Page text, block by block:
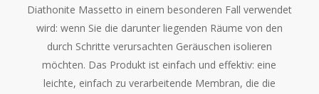
Diathonite Massetto in einem besonderen Fall verwendet
wird: wenn Sie die darunter liegenden Räume von den
durch Schritte verursachten Geräuschen isolieren
möchten. Das Produkt ist einfach und effektiv: eine
leichte, einfach zu verarbeitende Membran, die die